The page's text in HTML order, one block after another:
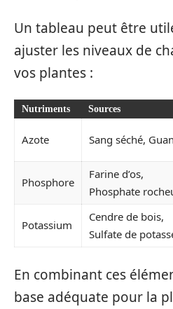
Un tableau peut être
ajuster les niveaux de
vos plantes :
Nutriments Sources
Azote Sang séché,
Phosphore
Farine d’os,
Phosphate
Potassium
Cendre de bois,
Sulfate de
En combinant ces
base adéquate pour la